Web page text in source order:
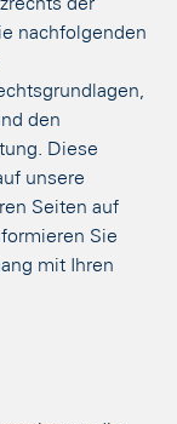
der
nachfolgenden
den
Diese
unsere
Seiten auf
Sie
mit Ihren